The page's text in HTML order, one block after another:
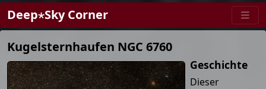
Deep⋆Sky Corner
Kugelsternhaufen NGC 6760
Geschichte
Dieser